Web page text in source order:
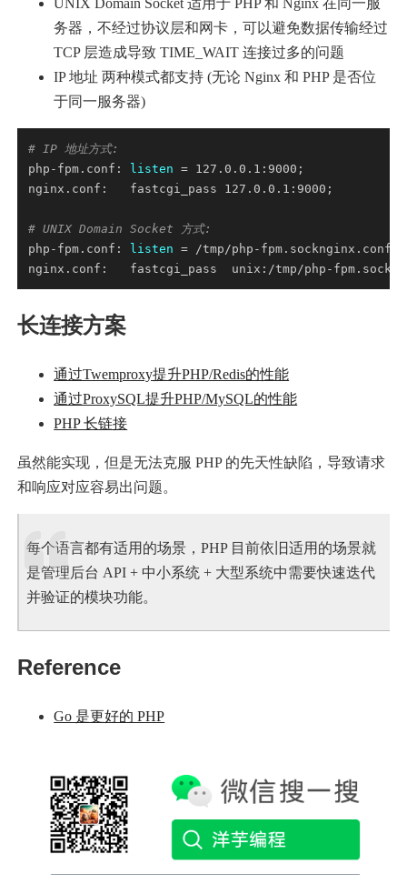
UNIX Domain Socket 适用于 PHP 和 Nginx 在同一服
务器，不经过协议层和网卡，可以避免数据传输经过
TCP 层造成导致 TIME_WAIT 连接过多的问题
IP 地址 两种模式都支持 (无论 Nginx 和 PHP 是否位
于同一服务器)
# IP 地址方式:
php-fpm.conf:
listen
# UNIX Domain Socket 方式:
php-fpm.conf:
listen
长连接方案
通过Twemproxy提升PHP/Redis的性能
通过ProxySQL提升PHP/MySQL的性能
PHP 长链接
虽然能实现，但是无法克服 PHP 的先天性缺陷，导致请求
和响应对应容易出问题。
每个语言都有适用的场景，PHP 目前依旧适用的场景就
是管理后台 API + 中小系统 + 大型系统中需要快速迭代
并验证的模块功能。
Reference
Go 是更好的 PHP